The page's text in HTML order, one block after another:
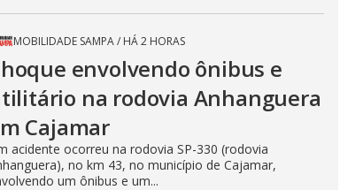
MOBILIDADE SAMPA/ HÁ 2 HORAS
envolvendo ônibus e
na rodovia Anhanguera
Cajamar
acidente ocorreu na rodovia SP-330 (rodovia
no km 43, no município de Cajamar,
um ônibus e um...